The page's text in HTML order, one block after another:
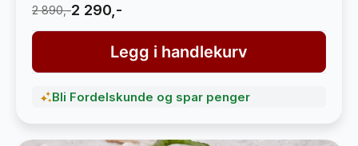
2 890,-2 290,-
Legg i handlekurv
Bli Fordelskunde og spar penger